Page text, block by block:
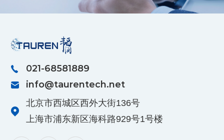
021-68581889
info@taurentech.net
北京市西城区西外大街136号
上海市浦东新区海科路929号1号楼